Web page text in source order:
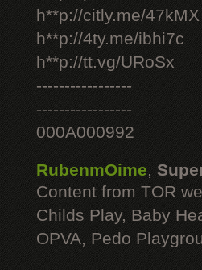
h**p://citly.me/47kMX
h**p://4ty.me/ibhi7c
h**p://tt.vg/URoSx
-----------------
-----------------
000A000992
RubenmOime,
Content from TOR
Childs Play, Baby
OPVA, Pedo